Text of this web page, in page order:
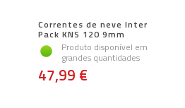
Correntes de neve Inter
Pack KNS 120 9mm
Produto disponível em
grandes quantidades
47,99 €